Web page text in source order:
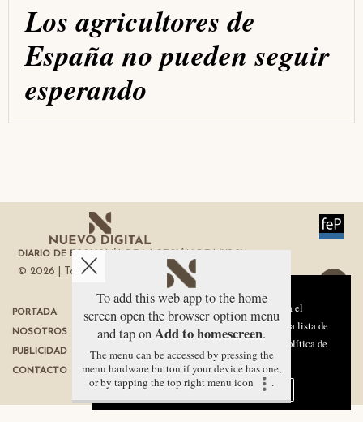
Los agricultores de
España no pueden seguir
esperando
DIARIO DE ECONOMÍA DE LA REGIÓN DE MURCIA
© 2026 | Todos los derechos reservados
PORTADA
NOSOTROS
PUBLICIDAD
CONTACTO
TÉRMINOS DE USO
PROTECCIÓN DE DATOS
POLÍTICA DE COOKIES
To add this web app to the home
screen open the browser option menu
and tap onAdd to homescreen.
The menu can be accessed by pressing the
menu hardware button if your device has one,
or by tapping the top right menu icon
.
Aviso sobre el Uso de cookies:
Utilizamos cookies nuestras y de terceros para el
funcionamiento del digital. Puedes consultar la lista de
cookies y como desconectarlas.Ver nuestra Política de
Privacidad y Cookies
Aceptar Cookies
Personalizar